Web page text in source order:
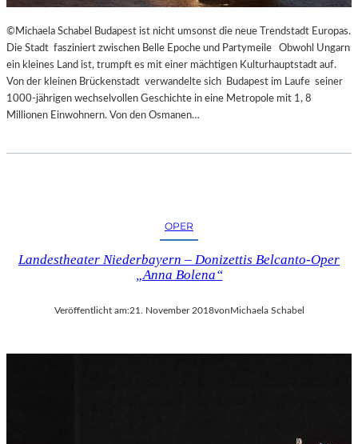
R
T
Z
U
E
R
A
©Michaela Schabel Budapest ist nicht umsonst die neue Trendstadt Europas.
Die Stadt fasziniert zwischen Belle Epoche und Partymeile Obwohl Ungarn
ein kleines Land ist, trumpft es mit einer mächtigen Kulturhauptstadt auf.
Von der kleinen Brückenstadt verwandelte sich Budapest im Laufe seiner
1000-jährigen wechselvollen Geschichte in eine Metropole mit 1, 8
Millionen Einwohnern. Von den Osmanen…
OPER
Landestheater Niederbayern – Donizettis Belcanto-Oper
„Anna Bolena“
Veröffentlicht am:21. November 2018vonMichaela Schabel